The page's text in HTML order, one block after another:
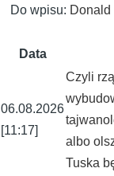
Do wpisu: Donald
Data
06.08.2026
[11:17]
Czyli
albo
Tuska